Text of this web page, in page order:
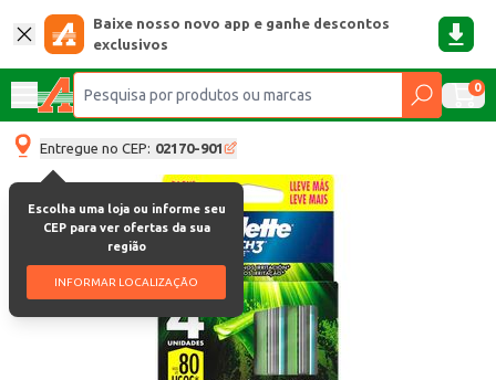
Baixe nosso novo app e ganhe descontos
exclusivos
0
Entregue no CEP: 02170-901
Escolha uma loja ou informe seu
CEP para ver ofertas da sua
região
INFORMAR LOCALIZAÇÃO